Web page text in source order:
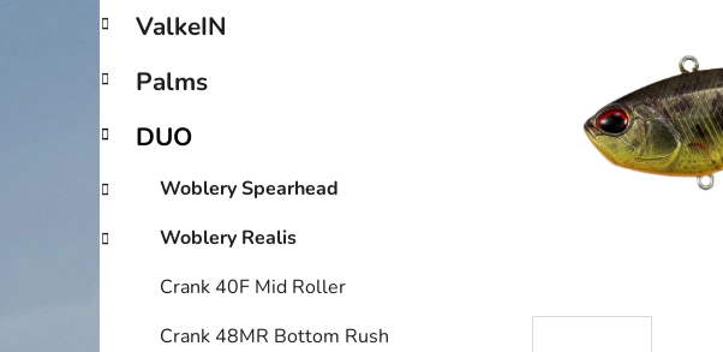
s
r
n
n
í
p
e
o
i
ValkeIN
Palms
DUO
Woblery Spearhead
Woblery Realis
Crank 40F Mid Roller
Crank 48MR Bottom Rush